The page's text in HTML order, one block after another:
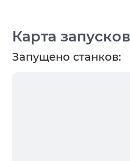
Карта
Запущено станков: